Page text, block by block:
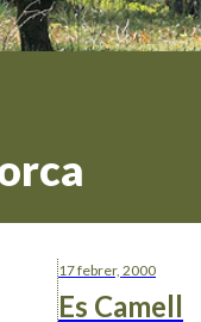
17 febrer, 2000
Es Camell